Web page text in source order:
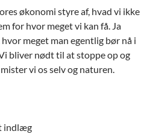
økonomi styre af, hvad vi ikke
for hvor meget vi kan få. Ja
meget man egentlig bør nå i
bliver nødt til at stoppe op og
vi os selv og naturen.
indlæg